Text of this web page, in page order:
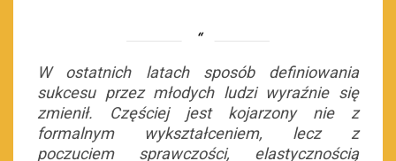
W ostatnich latach sposób definiowania
sukcesu przez młodych ludzi wyraźnie się
zmienił. Częściej jest kojarzony nie z
formalnym wykształceniem, lecz z
poczuciem sprawczości, elastycznością